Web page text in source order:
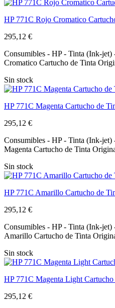
HP 771C Rojo Cromatico
295,12 €
Consumibles - HP - Tinta (Ink-
Cromatico Cartucho de Tinta
Sin stock
HP 771C Magenta Cartucho de
295,12 €
Consumibles - HP - Tinta (Ink-
Magenta Cartucho de Tinta
Sin stock
HP 771C Amarillo Cartucho de
295,12 €
Consumibles - HP - Tinta (Ink-
Amarillo Cartucho de Tinta
Sin stock
HP 771C Magenta Light
295,12 €